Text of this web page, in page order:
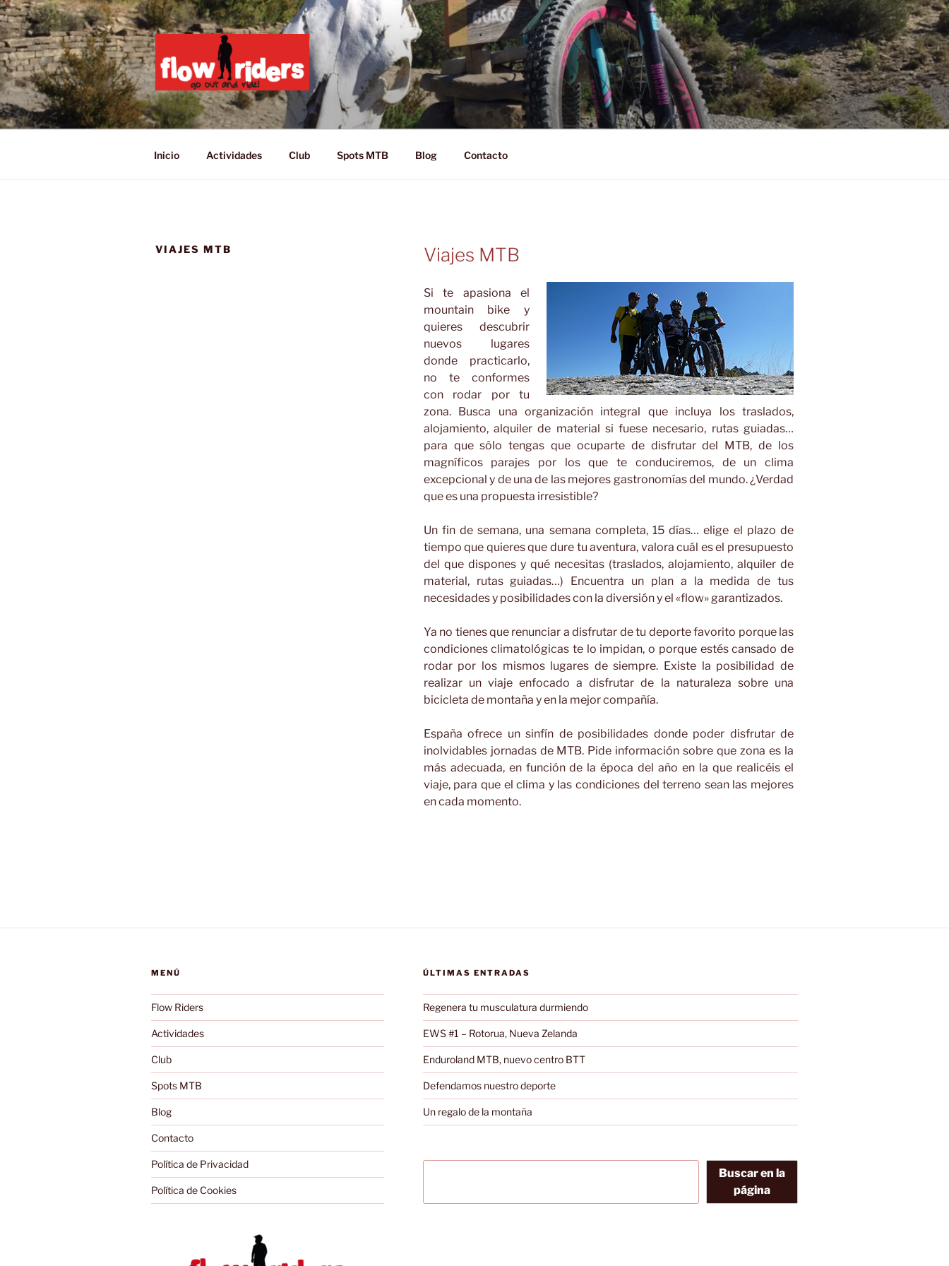
Saltar
al
contenido
GO OUT AND RIDE!
Inicio Actividades Club Spots MTB Blog Contacto
VIAJES MTB Viajes MTB
Si te apasiona el
mountain bike y
quieres descubrir
nuevos lugares
donde practicarlo,
no te conformes
con rodar por tu
zona. Busca una organización integral que incluya los traslados,
alojamiento, alquiler de material si fuese necesario, rutas guiadas…
para que sólo tengas que ocuparte de disfrutar del MTB, de los
magníficos parajes por los que te conduciremos, de un clima
excepcional y de una de las mejores gastronomías del mundo. ¿Verdad
que es una propuesta irresistible?
Un fin de semana, una semana completa, 15 días… elige el plazo de
tiempo que quieres que dure tu aventura, valora cuál es el presupuesto
del que dispones y qué necesitas (traslados, alojamiento, alquiler de
material, rutas guiadas…) Encuentra un plan a la medida de tus
necesidades y posibilidades con la diversión y el «flow» garantizados.
Ya no tienes que renunciar a disfrutar de tu deporte favorito porque las
condiciones climatológicas te lo impidan, o porque estés cansado de
rodar por los mismos lugares de siempre. Existe la posibilidad de
realizar un viaje enfocado a disfrutar de la naturaleza sobre una
bicicleta de montaña y en la mejor compañía.
España ofrece un sinfín de posibilidades donde poder disfrutar de
inolvidables jornadas de MTB. Pide información sobre que zona es la
más adecuada, en función de la época del año en la que realicéis el
viaje, para que el clima y las condiciones del terreno sean las mejores
en cada momento.
MENÚ
Flow Riders
Actividades
Club
Spots MTB
Blog
Contacto
Política de Privacidad
Política de Cookies
ÚLTIMAS ENTRADAS
Regenera tu musculatura durmiendo
EWS #1 – Rotorua, Nueva Zelanda
Enduroland MTB, nuevo centro BTT
Defendamos nuestro deporte
Un regalo de la montaña
Buscar en la
página